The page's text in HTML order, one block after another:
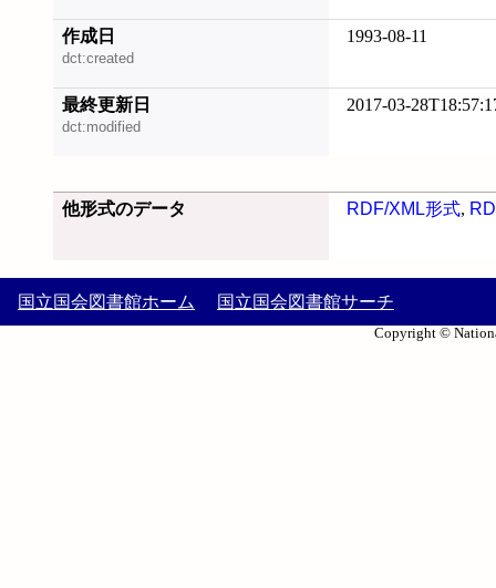
作成日
dct:created
1993-08-11
最終更新日
dct:modified
2017-03-
他形式のデータ RDF/XML形式,
国立国会図書館ホーム 国立国会図書館サーチ
Copyright ©